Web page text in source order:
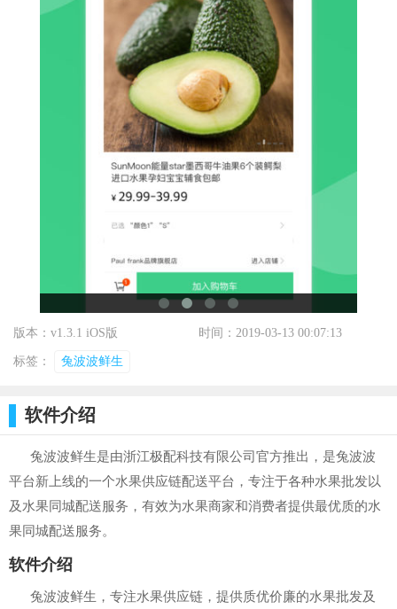
版本：v1.3.1 iOS版 时间：2019-03-13 00:07:13
标签： 兔波波鲜生
软件介绍
兔波波鲜生是由浙江极配科技有限公司官方推出，是兔波波
平台新上线的一个水果供应链配送平台，专注于各种水果批发以
及水果同城配送服务，有效为水果商家和消费者提供最优质的水
果同城配送服务。
软件介绍
兔波波鲜生，专注水果供应链，提供质优价廉的水果批发及